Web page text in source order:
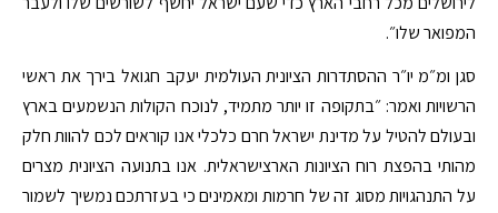
המפואר שלו״.
סגן ומ״מ יו״ר ההסתדרות הציונית העולמית יעקב חגואל בירך את ראשי
הרשויות ואמר: ״בתקופה זו יותר מתמיד, לנוכח הקולות הנשמעים בארץ
ובעולם להטיל על מדינת ישראל חרם כלכלי אנו קוראים לכם להוות חלק
מהותי בהפצת רוח הציונות הארצישראלית. אנו בתנועה הציונית מצרים
על התנהגויות מסוג זה של חרמות ומאמינים כי בעזרתכם נמשיך לשמור